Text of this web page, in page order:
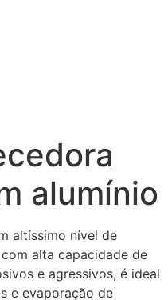
alumínio
altíssimo nível de
alta capacidade de
e agressivos, é ideal
e evaporação de